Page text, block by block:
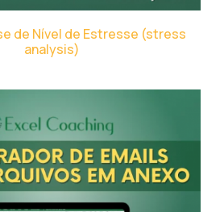
de Nível de Estresse (stress
analysis)